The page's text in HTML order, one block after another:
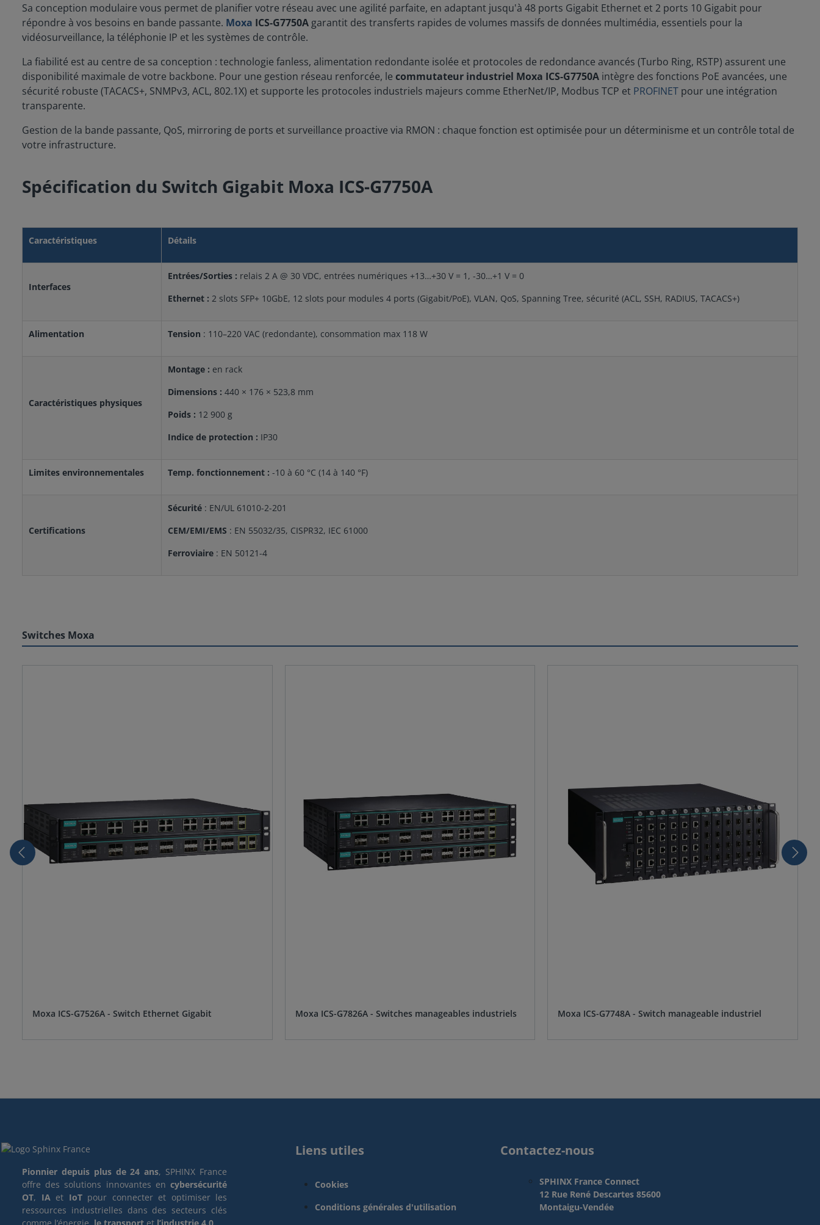
Sa conception modulaire vous permet de planifier votre réseau avec une agilité parfaite, en adaptant jusqu'à 48 ports Gigabit Ethernet et 2 ports 10 Gigabit pour
répondre à vos besoins en bande passante. Moxa ICS-G7750A garantit des transferts rapides de volumes massifs de données multimédia, essentiels pour la
vidéosurveillance, la téléphonie IP et les systèmes de contrôle.
La fiabilité est au centre de sa conception : technologie fanless, alimentation redondante isolée et protocoles de redondance avancés (Turbo Ring, RSTP) assurent une
disponibilité maximale de votre backbone. Pour une gestion réseau renforcée, le commutateur industriel Moxa ICS-G7750A intègre des fonctions PoE avancées, une
sécurité robuste (TACACS+, SNMPv3, ACL, 802.1X) et supporte les protocoles industriels majeurs comme EtherNet/IP, Modbus TCP et PROFINET pour une intégration
transparente.
Gestion de la bande passante, QoS, mirroring de ports et surveillance proactive via RMON : chaque fonction est optimisée pour un déterminisme et un contrôle total de
votre infrastructure.
Spécification du Switch Gigabit Moxa ICS-G7750A
Caractéristiques Détails
Interfaces
Entrées/Sorties : relais 2 A @ 30 VDC, entrées numériques +13…+30 V = 1, -30…+1 V = 0
Ethernet : 2 slots SFP+ 10GbE, 12 slots pour modules 4 ports (Gigabit/PoE), VLAN, QoS, Spanning Tree, sécurité (ACL, SSH, RADIUS, TACACS+)
Alimentation Tension : 110–220 VAC (redondante), consommation max 118 W
Caractéristiques physiques
Montage : en rack
Dimensions : 440 × 176 × 523,8 mm
Poids : 12 900 g
Indice de protection : IP30
Limites environnementales Temp. fonctionnement : -10 à 60 °C (14 à 140 °F)
Certifications
Sécurité : EN/UL 61010-2-201
CEM/EMI/EMS : EN 55032/35, CISPR32, IEC 61000
Ferroviaire : EN 50121-4
Switches Moxa
Moxa ICS-G7526A - Switch Ethernet Gigabit Moxa ICS-G7826A - Switches manageables industriels Moxa ICS-G7748A - Switch manageable industriel
Pionnier depuis plus de 24 ans, SPHINX France
offre des solutions innovantes en cybersécurité
OT, IA et IoT pour connecter et optimiser les
ressources industrielles dans des secteurs clés
Liens utiles
Cookies
Conditions générales d'utilisation
Contactez-nous
SPHINX France Connect
12 Rue René Descartes 85600
Montaigu-Vendée